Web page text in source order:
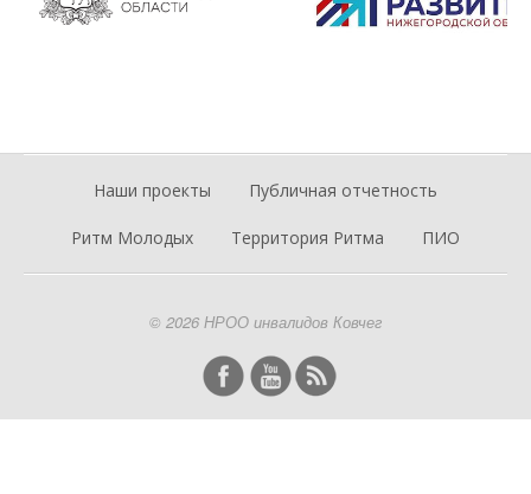
Наши проекты Публичная отчетность
Ритм Молодых Территория Ритма ПИО
© 2026 НРОО инвалидов Ковчег